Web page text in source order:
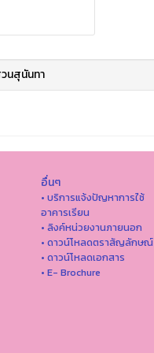
นสุนันทา
อื่นๆ
• บริการแจ้งปัญหาการใ่ช้
อาคารเรียน
• ลิงค์หน่วยงานภายนอก
• ดาวน์โหลดตราสัญลักษณ์
• ดาวน์โหลดเอกสาร
• E- Brochure